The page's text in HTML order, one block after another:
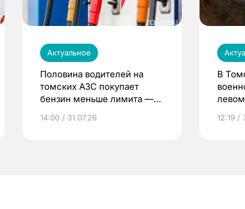
Актуальное
Половина водителей на
томских АЗС покупает
бензин меньше лимита —
14:00 / 31.07.26
В
12:19 /